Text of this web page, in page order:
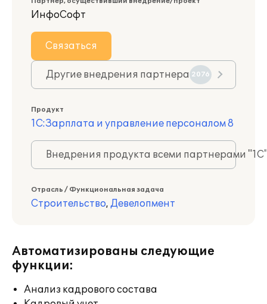
ИнфоСофт
Связаться
Другие внедрения партнера 2076
Продукт
1С:Зарплата и управление персоналом 8
Внедрения продукта всеми партнерами
Отрасль / Функциональная задача
Строительство, Девелопмент
Автоматизированы следующие
функции:
Анализ кадрового состава